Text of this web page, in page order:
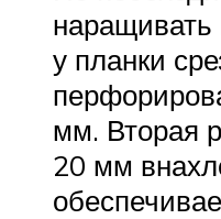
наращивать
у планки
мм. Вторая
20 мм